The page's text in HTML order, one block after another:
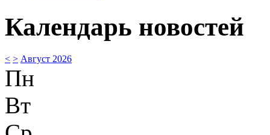
Календарь новостей
< > Август 2026
Пн
Вт